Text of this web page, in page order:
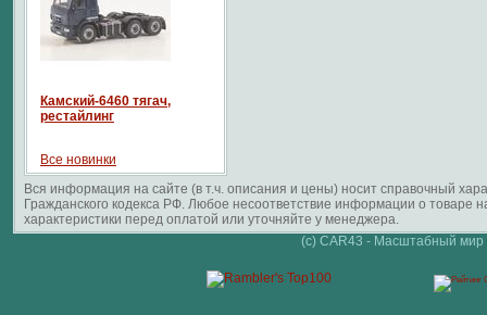
Камский-6460 тягач,
рестайлинг
Все новинки
Вся информация на сайте (в т.ч. описания и цены) носит справочный
Гражданского кодекса РФ. Любое несоответствие информации о
характеристики перед оплатой или уточняйте у менеджера.
(c) CAR43 - Масштабный мир